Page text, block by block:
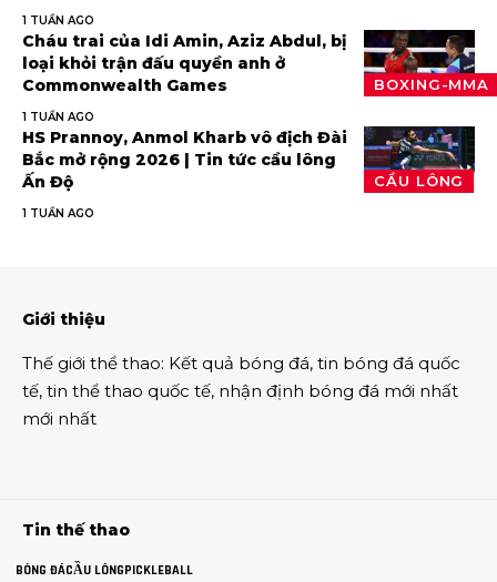
1 TUẦN AGO
BOXING-MMA
Cháu trai của Idi Amin, Aziz Abdul, bị
loại khỏi trận đấu quyền anh ở
Commonwealth Games
1 TUẦN AGO
CẦU LÔNG
HS Prannoy, Anmol Kharb vô địch Đài
Bắc mở rộng 2026 | Tin tức cầu lông
Ấn Độ
1 TUẦN AGO
Giới thiệu
Thế giới thể thao: Kết quả bóng đá, tin bóng đá quốc
tế, tin thể thao quốc tế, nhận định bóng đá mới nhất
mới nhất
Tin thế thao
BÓNG ĐÁCẦU LÔNGPICKLEBALL